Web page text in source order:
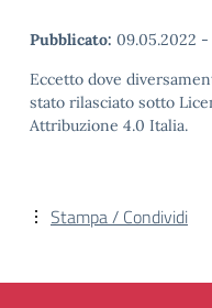
Pubblicato: 09.05.2022 -
Eccetto dove
stato rilasciato sotto
Attribuzione 4.0 Italia.
Stampa / Condividi